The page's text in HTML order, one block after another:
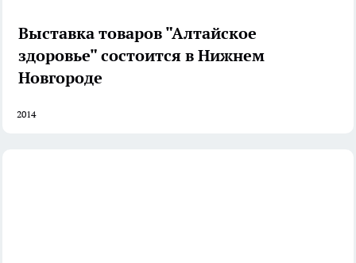
Выставка товаров "Алтайское
здоровье" состоится в Нижнем
Новгороде
2014